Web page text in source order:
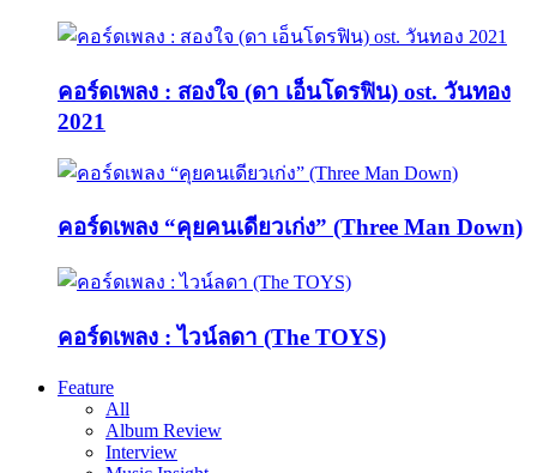
คอร์ดเพลง : สองใจ (ดา เอ็นโดรฟิน) ost. วันทอง
2021
คอร์ดเพลง “คุยคนเดียวเก่ง” (Three Man Down)
คอร์ดเพลง : ไวน์ลดา (The TOYS)
Feature
All
Album Review
Interview